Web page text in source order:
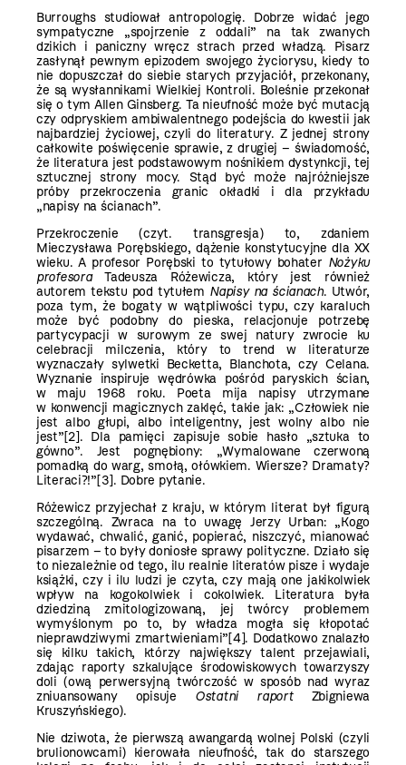
Burroughs studiował antropologię. Dobrze widać jego
sympatyczne „spojrzenie z oddali” na tak zwanych
dzikich i paniczny wręcz strach przed władzą. Pisarz
zasłynął pewnym epizodem swojego życiorysu, kiedy to
nie dopuszczał do siebie starych przyjaciół, przekonany,
że są wysłannikami Wielkiej Kontroli. Boleśnie przekonał
się o tym Allen Ginsberg. Ta nieufność może być mutacją
czy odpryskiem ambiwalentnego podejścia do kwestii jak
najbardziej życiowej, czyli do literatury. Z jednej strony
całkowite poświęcenie sprawie, z drugiej – świadomość,
że literatura jest podstawowym nośnikiem dystynkcji, tej
sztucznej strony mocy. Stąd być może najróżniejsze
próby przekroczenia granic okładki i dla przykładu
„napisy na ścianach”.
Przekroczenie (czyt. transgresja) to, zdaniem
Mieczysława Porębskiego, dążenie konstytucyjne dla XX
wieku. A profesor Porębski to tytułowy bohater Nożyku
profesoraTadeusza Różewicza, który jest również
autorem tekstu pod tytułem Napisy na ścianach. Utwór,
poza tym, że bogaty w wątpliwości typu, czy karaluch
może być podobny do pieska, relacjonuje potrzebę
partycypacji w surowym ze swej natury zwrocie ku
celebracji milczenia, który to trend w literaturze
wyznaczały sylwetki Becketta, Blanchota, czy Celana.
Wyznanie inspiruje wędrówka pośród paryskich ścian,
w maju 1968 roku. Poeta mija napisy utrzymane
w konwencji magicznych zaklęć, takie jak: „Człowiek nie
jest albo głupi, albo inteligentny, jest wolny albo nie
jest”[2]. Dla pamięci zapisuje sobie hasło „sztuka to
gówno”. Jest pognębiony: „Wymalowane czerwoną
pomadką do warg, smołą, ołówkiem. Wiersze? Dramaty?
Literaci?!”[3]. Dobre pytanie.
Różewicz przyjechał z kraju, w którym literat był figurą
szczególną. Zwraca na to uwagę Jerzy Urban: „Kogo
wydawać, chwalić, ganić, popierać, niszczyć, mianować
pisarzem – to były doniosłe sprawy polityczne. Działo się
to niezależnie od tego, ilu realnie literatów pisze i wydaje
książki, czy i ilu ludzi je czyta, czy mają one jakikolwiek
wpływ na kogokolwiek i cokolwiek. Literatura była
dziedziną zmitologizowaną, jej twórcy problemem
wymyślonym po to, by władza mogła się kłopotać
nieprawdziwymi zmartwieniami”[4]. Dodatkowo znalazło
się kilku takich, którzy największy talent przejawiali,
zdając raporty szkalujące środowiskowych towarzyszy
doli (ową perwersyjną twórczość w sposób nad wyraz
zniuansowany opisuje Ostatni raportZbigniewa
Kruszyńskiego).
Nie dziwota, że pierwszą awangardą wolnej Polski (czyli
brulionowcami) kierowała nieufność, tak do starszego